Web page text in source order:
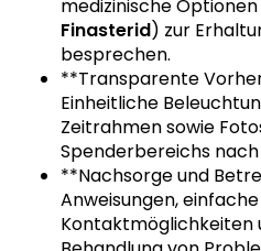
medizinische Optionen
Finasterid) zur
besprechen.
**Transparente
Einheitliche
Zeitrahmen sowie
Spenderbereichs nach
**Nachsorge und
Anweisungen, einfache
Kontaktmöglichkeiten